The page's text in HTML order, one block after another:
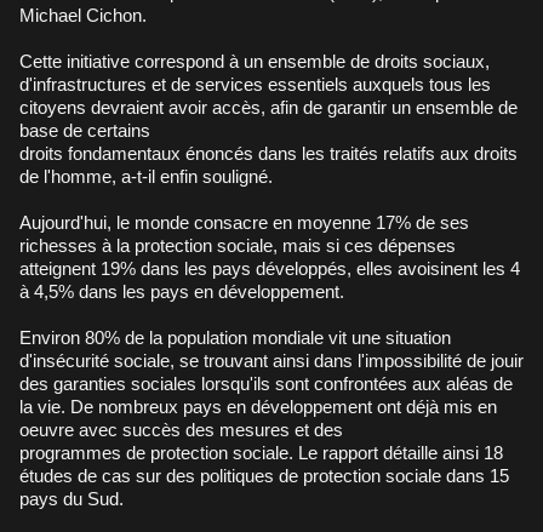
Michael Cichon.
Cette initiative correspond à un ensemble de droits sociaux,
d'infrastructures et de services essentiels auxquels tous les
citoyens devraient avoir accès, afin de garantir un ensemble de
base de certains
droits fondamentaux énoncés dans les traités relatifs aux droits
de l'homme, a-t-il enfin souligné.
Aujourd'hui, le monde consacre en moyenne 17% de ses
richesses à la protection sociale, mais si ces dépenses
atteignent 19% dans les pays développés, elles avoisinent les 4
à 4,5% dans les pays en développement.
Environ 80% de la population mondiale vit une situation
d'insécurité sociale, se trouvant ainsi dans l'impossibilité de jouir
des garanties sociales lorsqu'ils sont confrontées aux aléas de
la vie. De nombreux pays en développement ont déjà mis en
oeuvre avec succès des mesures et des
programmes de protection sociale. Le rapport détaille ainsi 18
études de cas sur des politiques de protection sociale dans 15
pays du Sud.